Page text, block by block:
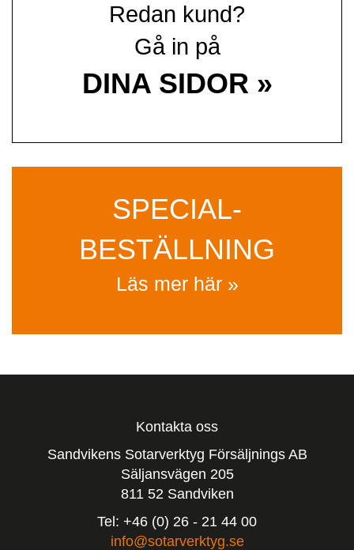
Redan kund?
Gå in på
DINA SIDOR »
SPECIAL­
BESTÄLLNING
Läs mer här »
Kontakta oss
Sandvikens Sotarverktyg Försäljnings AB
Säljansvägen 205
811 52 Sandviken
Tel: +46 (0) 26 - 21 44 00
info@sotarverktyg.se